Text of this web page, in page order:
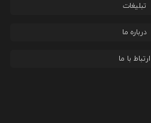
تبلیغات
درباره ما
ارتباط با ما